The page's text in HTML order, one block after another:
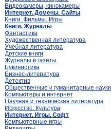
Видеокамеры, кинокамеры
Интернет. Домены. Сайты
Книги. Фильмы. Игры
Книги. Журналы
Фантастика
Художественная литература
Учебная литература
Детские книги
Журналы и газеты
Букинистика
Бизнес-литература
Детектив
Общественные и гуманитарные науки
Компьютеры и интернет
Научная и техническая литература
Искусство. Культура
Интернет. Игры. Софт
Компьютерные игры